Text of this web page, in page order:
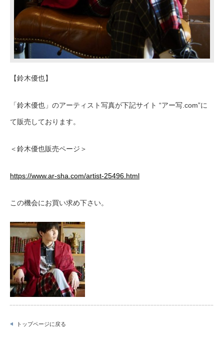
【鈴木優也】
「鈴木優也」のアーティスト写真が下記サイト “アー写.com”に
て販売しております。
＜鈴木優也販売ページ＞
https://www.ar-sha.com/artist-25496.html
この機会にお買い求め下さい。
トップページに戻る